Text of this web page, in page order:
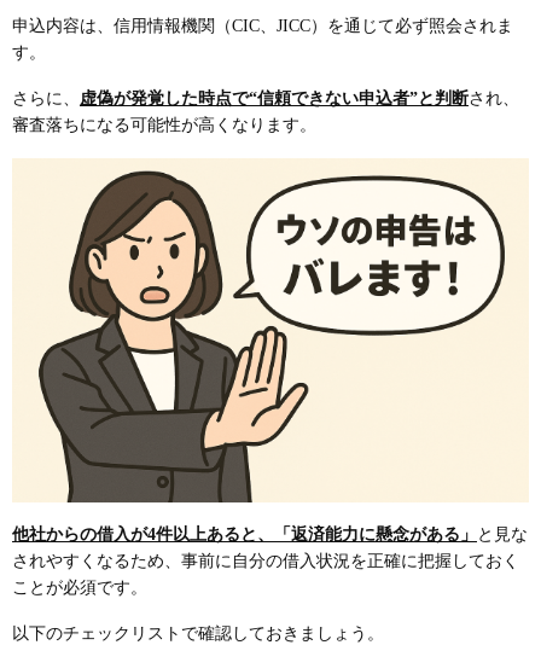
申込内容は、信用情報機関（CIC、JICC）を通じて必ず照会されま
す。
さらに、 虚偽が発覚した時点で“信頼できない申込者”と判断され、
審査落ちになる可能性が高くなります。
他社からの借入が4件以上あると、「返済能力に懸念がある」 と見な
されやすくなるため、事前に自分の借入状況を正確に把握しておく
ことが必須です。
以下のチェックリストで確認しておきましょう。